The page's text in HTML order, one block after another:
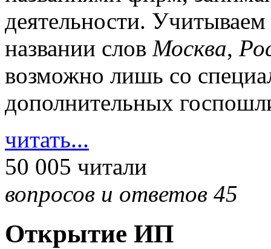
деятельности.
названии слов Москва,
возможно лишь со
дополнительных
читать...
50 005 читали
вопросов и ответов 45
Открытие ИП